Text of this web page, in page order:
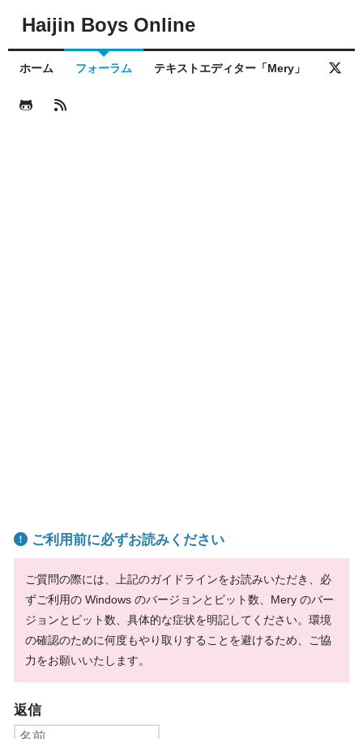
Haijin Boys Online
ホーム フォーラム テキストエディター「Mery」
ご利用前に必ずお読みください
ご質問の際には、上記のガイドラインをお読みいただき、必
ずご利用の Windows のバージョンとビット数、Mery のバー
ジョンとビット数、具体的な症状を明記してください。環境
の確認のために何度もやり取りすることを避けるため、ご協
力をお願いいたします。
返信